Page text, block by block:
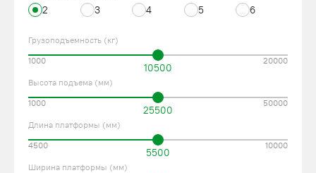
2 3 4 5 6
Грузоподъемность (кг)
10500
1000 20000
Высота подъема (мм)
25500
1000 50000
Длина платформы (мм)
5500
4500 10000
Ширина платформы (мм)